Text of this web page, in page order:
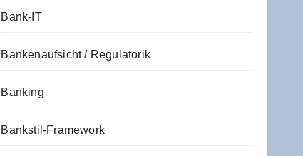
Bank-IT
Bankenaufsicht / Regulatorik
Banking
Bankstil-Framework